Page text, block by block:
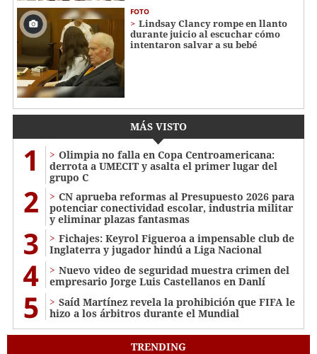
FOTO
Lindsay Clancy rompe en llanto
durante juicio al escuchar cómo
intentaron salvar a su bebé
MÁS VISTO
1
Olimpia no falla en Copa Centroamericana:
derrota a UMECIT y asalta el primer lugar del
grupo C
2
CN aprueba reformas al Presupuesto 2026 para
potenciar conectividad escolar, industria militar
y eliminar plazas fantasmas
3
Fichajes: Keyrol Figueroa a impensable club de
Inglaterra y jugador hindú a Liga Nacional
4
Nuevo video de seguridad muestra crimen del
empresario Jorge Luis Castellanos en Danlí
5
Saíd Martínez revela la prohibición que FIFA le
hizo a los árbitros durante el Mundial
TRENDING